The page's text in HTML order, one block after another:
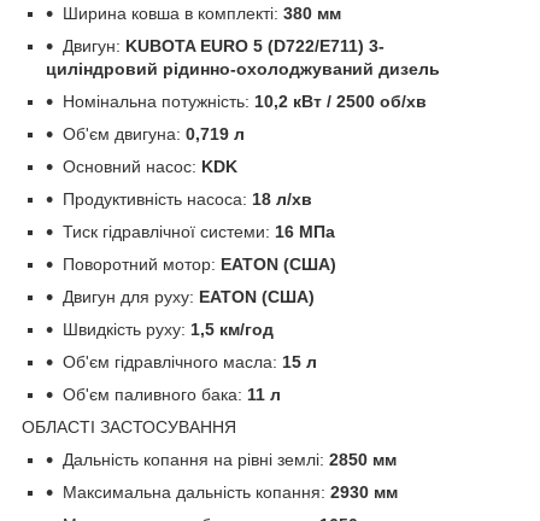
Ширина ковша в комплекті: 380 мм
Двигун: KUBOTA EURO 5 (D722/E711) 3-
циліндровий рідинно-охолоджуваний дизель
Номінальна потужність: 10,2 кВт / 2500 об/хв
Об'єм двигуна: 0,719 л
Основний насос: KDK
Продуктивність насоса: 18 л/хв
Тиск гідравлічної системи: 16 МПа
Поворотний мотор: EATON (США)
Двигун для руху: EATON (США)
Швидкість руху: 1,5 км/год
Об'єм гідравлічного масла: 15 л
Об'єм паливного бака: 11 л
ОБЛАСТІ ЗАСТОСУВАННЯ
Дальність копання на рівні землі: 2850 мм
Максимальна дальність копання: 2930 мм